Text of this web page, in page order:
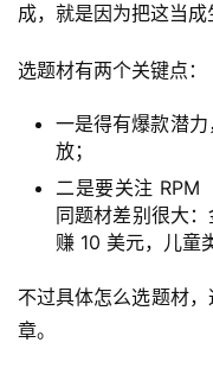
成，就是因为把这当成
选题材有两个关键点：
一是得有爆款潜
放；
二是要关注 RPM
同题材差别很大
赚 10 美元，儿童
不过具体怎么选题材
章。